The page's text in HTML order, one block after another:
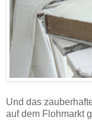
Und das
auf dem Flohmarkt